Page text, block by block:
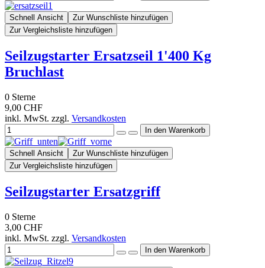
Schnell Ansicht
Zur Wunschliste hinzufügen
Zur Vergleichsliste hinzufügen
Seilzugstarter Ersatzseil 1'400 Kg
Bruchlast
0 Sterne
9,00 CHF
inkl. MwSt. zzgl. Versandkosten
Schnell Ansicht
Zur Wunschliste hinzufügen
Zur Vergleichsliste hinzufügen
Seilzugstarter Ersatzgriff
0 Sterne
3,00 CHF
inkl. MwSt. zzgl. Versandkosten